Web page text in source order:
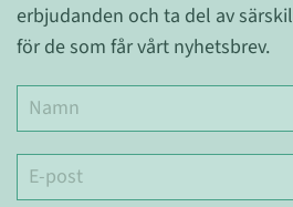
erbjudanden och ta del av
för de som får vårt nyhetsbrev.